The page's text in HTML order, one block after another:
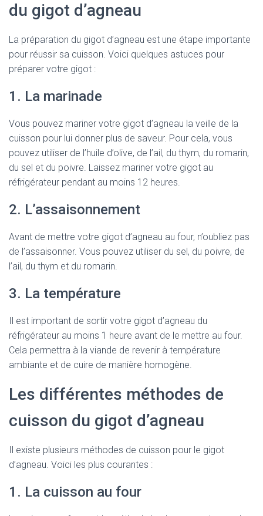
du gigot d’agneau
La préparation du gigot d’agneau est une étape importante
pour réussir sa cuisson. Voici quelques astuces pour
préparer votre gigot :
1. La marinade
Vous pouvez mariner votre gigot d’agneau la veille de la
cuisson pour lui donner plus de saveur. Pour cela, vous
pouvez utiliser de l’huile d’olive, de l’ail, du thym, du romarin,
du sel et du poivre. Laissez mariner votre gigot au
réfrigérateur pendant au moins 12 heures.
2. L’assaisonnement
Avant de mettre votre gigot d’agneau au four, n’oubliez pas
de l’assaisonner. Vous pouvez utiliser du sel, du poivre, de
l’ail, du thym et du romarin.
3. La température
Il est important de sortir votre gigot d’agneau du
réfrigérateur au moins 1 heure avant de le mettre au four.
Cela permettra à la viande de revenir à température
ambiante et de cuire de manière homogène.
Les différentes méthodes de
cuisson du gigot d’agneau
Il existe plusieurs méthodes de cuisson pour le gigot
d’agneau. Voici les plus courantes :
1. La cuisson au four